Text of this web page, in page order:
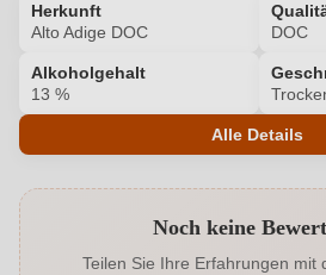
Herkunft
Alto Adige DOC
DOC
Alkoholgehalt
13 %
Alle Details
Alkoholgehalt in %Noch keine
Teilen Sie Ihre Erfahrungen mit